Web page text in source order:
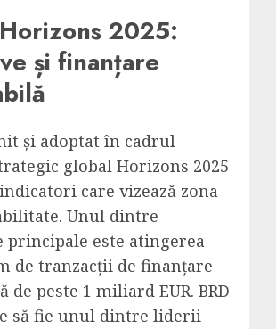
2025:
și finanțare
și adoptat în cadrul
global Horizons 2025
care vizează zona
Unul dintre
principale este atingerea
de tranzacții de finanțare
de peste 1 miliard EUR. BRD
să fie unul dintre liderii